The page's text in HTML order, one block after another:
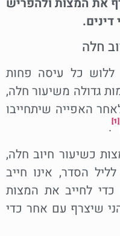
חלה
כל עיסה פחות
גדולה משיעור חלה,
האפייה שיתחייבו
[1]
.
כשיעור חיוב חלה,
הסדר, אינו חייב
לחייב את המצות
שיצרף עם אחר כדי